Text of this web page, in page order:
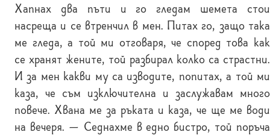
Хапнах два пъти и го гледам шемета стои
насреща и се втренчил в мен. Питах го, защо така
ме гледа, а той ми отговаря, че според това как
се хранят жените, той разбирал колко са страстни.
И за мен какви му са изводите, попитах, а той ми
каза, че съм изключителна и заслужавам много
повече. Хвана ме за ръката и каза, че ще ме води
на вечеря. — Седнахме в едно бистро, той поръча